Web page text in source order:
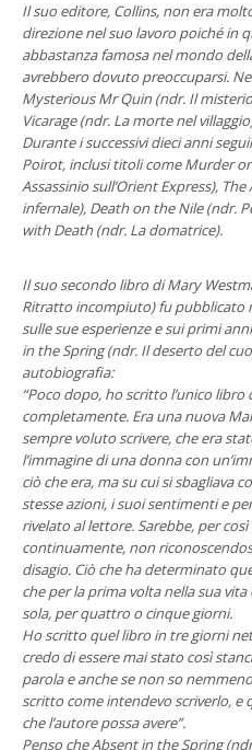
Il suo editore, Collins, non era
direzione nel suo lavoro poiché in
abbastanza famosa nel mondo
avrebbero dovuto preoccuparsi.
Mysterious Mr Quin (ndr. Il
Vicarage (ndr. La morte nel
Durante i successivi dieci anni
Poirot, inclusi titoli come Murder
Assassinio sull’Orient Express),
infernale), Death on the Nile (ndr.
with Death (ndr. La domatrice).
Il suo secondo libro di Mary
Ritratto incompiuto) fu pubblicato
sulle sue esperienze e sui primi
in the Spring (ndr. Il deserto del
autobiografia:
“Poco dopo, ho scritto l’unico
completamente. Era una nuova
sempre voluto scrivere, che era
l’immagine di una donna con
ciò che era, ma su cui si sbagliava
stesse azioni, i suoi sentimenti e
rivelato al lettore. Sarebbe, per
continuamente, non
disagio. Ciò che ha determinato
che per la prima volta nella sua
sola, per quattro o cinque giorni.
Ho scritto quel libro in tre giorni
credo di essere mai stato così
parola e anche se non so
scritto come intendevo scriverlo, e
che l’autore possa avere”.
Penso che Absent in the Spring